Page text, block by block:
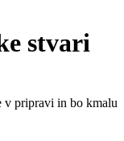
stvari
v pripravi in ​​bo kmalu